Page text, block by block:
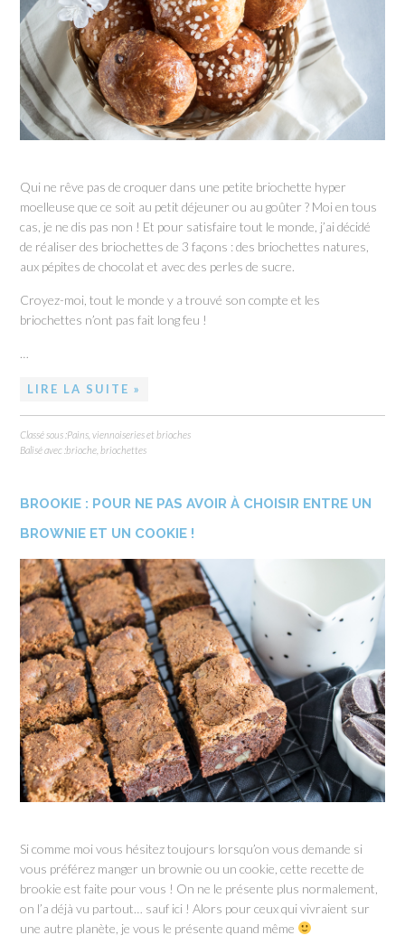
Qui ne rêve pas de croquer dans une petite briochette hyper
moelleuse que ce soit au petit déjeuner ou au goûter ? Moi en tous
cas, je ne dis pas non ! Et pour satisfaire tout le monde, j’ai décidé
de réaliser des briochettes de 3 façons : des briochettes natures,
aux pépites de chocolat et avec des perles de sucre.
Croyez-moi, tout le monde y a trouvé son compte et les
briochettes n’ont pas fait long feu !
…
LIRE LA SUITE »
Classé sous :Pains, viennoiseries et brioches
Balisé avec :brioche ,briochettes
BROOKIE : POUR NE PAS AVOIR À CHOISIR ENTRE UN
BROWNIE ET UN COOKIE !
Si comme moi vous hésitez toujours lorsqu’on vous demande si
vous préférez manger un brownie ou un cookie, cette recette de
brookie est faite pour vous ! On ne le présente plus normalement,
on l’a déjà vu partout… sauf ici ! Alors pour ceux qui vivraient sur
une autre planète, je vous le présente quand même